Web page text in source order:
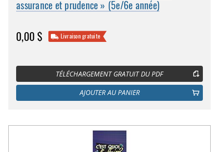
assurance et prudence » (5e/6e année)
0,00 $ Livraison gratuite
TÉLÉCHARGEMENT GRATUIT DU PDF
AJOUTER AU PANIER